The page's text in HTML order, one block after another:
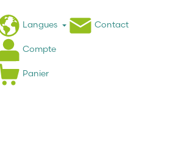
Langues Contact
Compte
Panier